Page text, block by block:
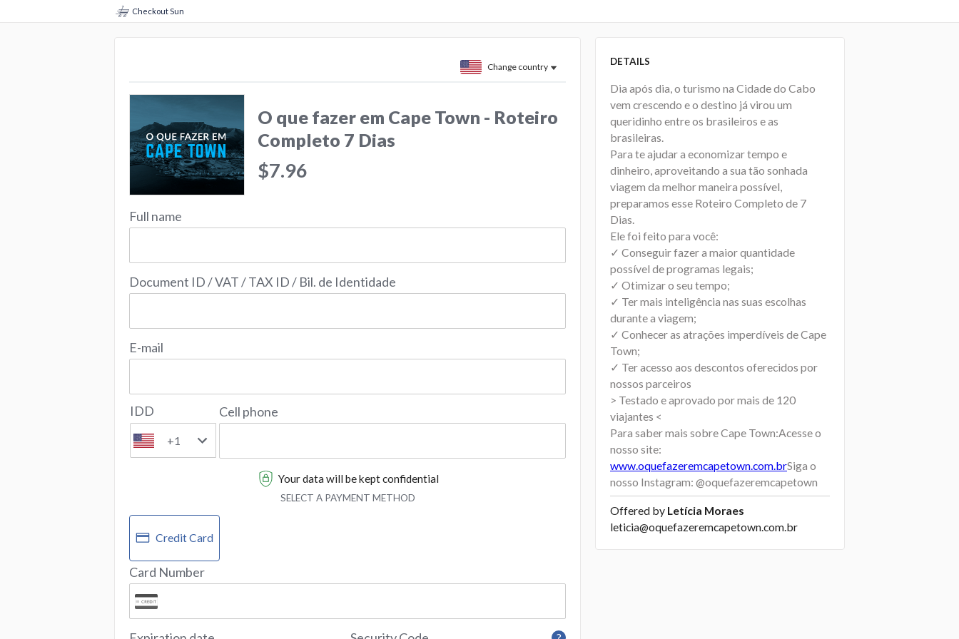
Checkout Sun
Change country
O que fazer em Cape Town - Roteiro
Completo 7 Dias
$7.96
Full name
Document ID / VAT / TAX ID / Bil. de Identidade
E-mail
IDD
+1
Cell phone
Your data will be kept confidential
SELECT A PAYMENT METHOD
Credit Card
Card Number
DETAILS
Dia após dia, o turismo na Cidade do Cabo
vem crescendo e o destino já virou um
queridinho entre os brasileiros e as
brasileiras.
Para te ajudar a economizar tempo e
dinheiro, aproveitando a sua tão sonhada
viagem da melhor maneira possível,
preparamos esse Roteiro Completo de 7
Dias.
Ele foi feito para você:
✓ Conseguir fazer a maior quantidade
possível de programas legais;
✓ Otimizar o seu tempo;
✓ Ter mais inteligência nas suas escolhas
durante a viagem;
✓ Conhecer as atrações imperdíveis de Cape
Town;
✓ Ter acesso aos descontos oferecidos por
nossos parceiros
> Testado e aprovado por mais de 120
viajantes <
Para saber mais sobre Cape Town:Acesse o
nosso site:
www.oquefazeremcapetown.com.brSiga o
nosso Instagram: @oquefazeremcapetown
Offered by Letícia Moraes
leticia@oquefazeremcapetown.com.br